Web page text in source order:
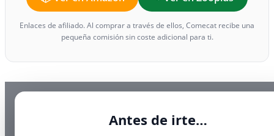
Enlaces de afiliado. Al comprar a través de ellos, Comecat recibe una
pequeña comisión sin coste adicional para ti.
Antes de irte…